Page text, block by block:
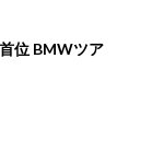
位 BMWツア